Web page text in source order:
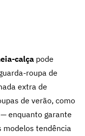
calça pode
roupa de
extra de
de verão, como
enquanto garante
modelos tendência